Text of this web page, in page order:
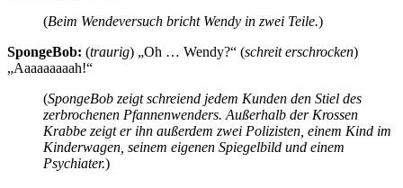
(Beim Wendeversuch bricht Wendy in zwei Teile.)
SpongeBob: (traurig) „Oh … Wendy?“ (schreit erschrocken)
„Aaaaaaaaah!“
(SpongeBob zeigt schreiend jedem Kunden den Stiel des
zerbrochenen Pfannenwenders. Außerhalb der Krossen
Krabbe zeigt er ihn außerdem zwei Polizisten, einem Kind im
Kinderwagen, seinem eigenen Spiegelbild und einem
Psychiater.)